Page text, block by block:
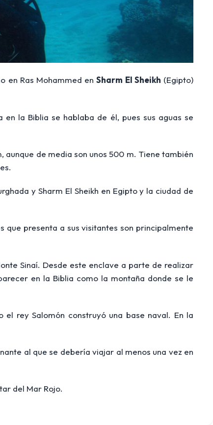
en Ras Mohammed enSharm El Sheikh (Egipto)
la Biblia se hablaba de él, pues sus aguas se
aunque de media son unos 500 m. Tiene también
y Sharm El Sheikh en Egipto y la ciudad de
que presenta a sus visitantes son principalmente
Sinaí. Desde este enclave a parte de realizar
en la Biblia como la montaña donde se le
rey Salomón construyó una base naval. En la
al que se debería viajar al menos una vez en
del Mar Rojo.